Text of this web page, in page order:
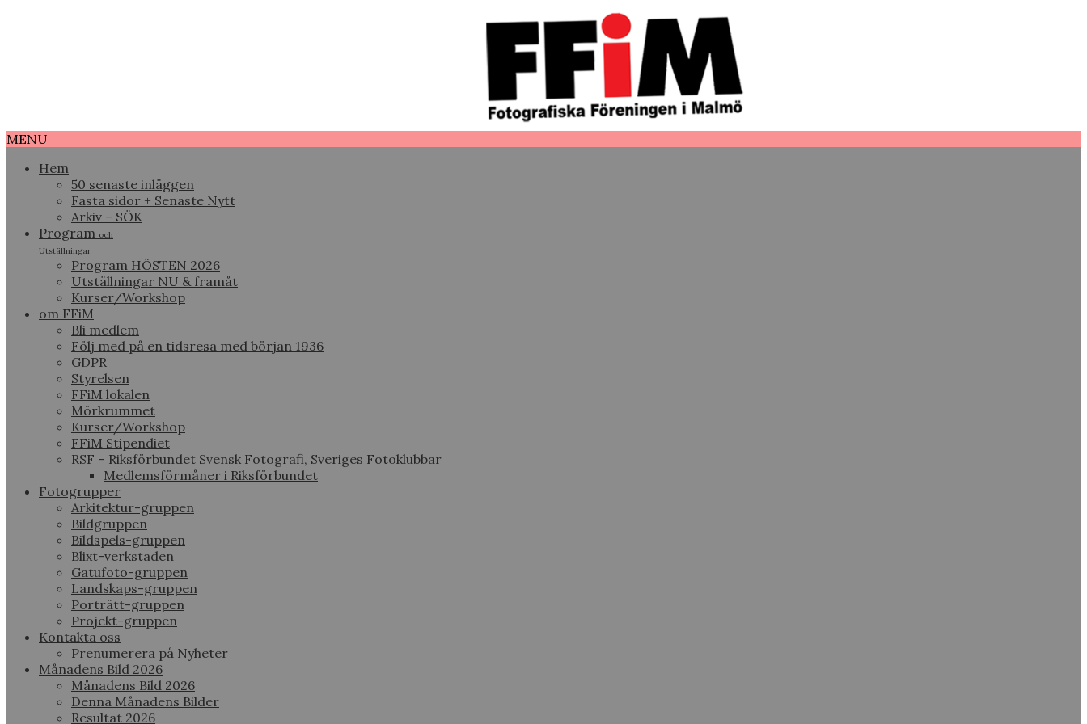
MENU
Hem
50 senaste inläggen
Fasta sidor + Senaste Nytt
Arkiv – SÖK
Program och
Utställningar
Program HÖSTEN 2026
Utställningar NU & framåt
Kurser/Workshop
om FFiM
Bli medlem
Följ med på en tidsresa med början 1936
GDPR
Styrelsen
FFiM lokalen
Mörkrummet
Kurser/Workshop
FFiM Stipendiet
RSF – Riksförbundet Svensk Fotografi, Sveriges Fotoklubbar
Medlemsförmåner i Riksförbundet
Fotogrupper
Arkitektur-gruppen
Bildgruppen
Bildspels-gruppen
Blixt-verkstaden
Gatufoto-gruppen
Landskaps-gruppen
Porträtt-gruppen
Projekt-gruppen
Kontakta oss
Prenumerera på Nyheter
Månadens Bild 2026
Månadens Bild 2026
Denna Månadens Bilder
Resultat 2026